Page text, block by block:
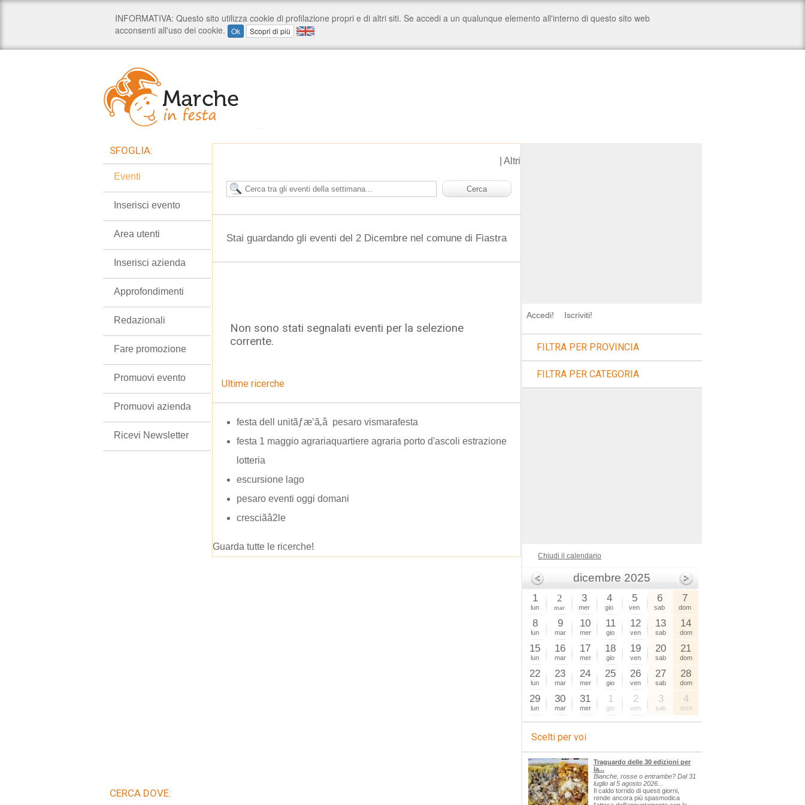
Altri
Stai guardando gli eventi del 2 Dicembre nel comune di Fiastra
Non sono stati segnalati eventi per la selezione
corrente.
Ultime ricerche
festa dell unitãƒæ’ã‚â pesaro vismarafesta
festa 1 maggio agrariaquartiere agraria porto d'ascoli estrazione
lotteria
escursione lago
pesaro eventi oggi domani
cresciãâ2le
Guarda tutte le ricerche!
SFOGLIA:
Eventi
Inserisci evento
Area utenti
Inserisci azienda
Approfondimenti
Redazionali
Fare promozione
Promuovi evento
Promuovi azienda
Ricevi Newsletter
CERCA DOVE:
Accedi! Iscriviti!
FILTRA PER PROVINCIA
FILTRA PER CATEGORIA
Chiudi il calendario
dicembre 2025
1
lun
2
mar
3
mer
4
gio
5
ven
6
sab
7
dom
8
lun
9
mar
10
mer
11
gio
12
ven
13
sab
14
dom
15
lun
16
mar
17
mer
18
gio
19
ven
20
sab
21
dom
22
lun
23
mar
24
mer
25
gio
26
ven
27
sab
28
dom
29
lun
30
mar
31
mer
1
gio
2
ven
3
sab
4
dom
Scelti per voi
Traguardo delle 30 edizioni per
la...
Bianche, rosse o entrambe? Dal 31
luglio al 5 agosto 2026...
Il caldo torrido di questi giorni,
rende ancora più spasmodica